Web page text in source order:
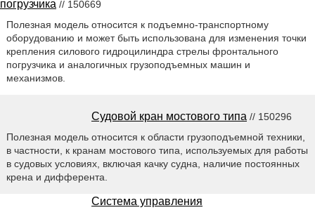
погрузчика // 150669
Полезная модель относится к подъемно-транспортному
оборудованию и может быть использована для изменения точки
крепления силового гидроцилиндра стрелы фронтального
погрузчика и аналогичных грузоподъемных машин и
механизмов.
Судовой кран мостового типа // 150296
Полезная модель относится к области грузоподъемной техники,
в частности, к кранам мостового типа, используемых для работы
в судовых условиях, включая качку судна, наличие постоянных
крена и дифферента.
Система управления